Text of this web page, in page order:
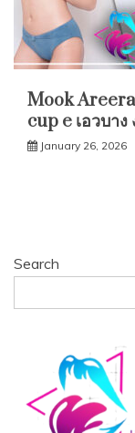
Mook
cup e เอวบาง
January 26, 2026
Search